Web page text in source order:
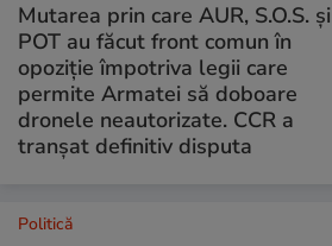
Mutarea prin care AUR, S.O.S. și
POT au făcut front comun în
opoziție împotriva legii care
permite Armatei să doboare
dronele neautorizate. CCR a
tranșat definitiv disputa
Politică